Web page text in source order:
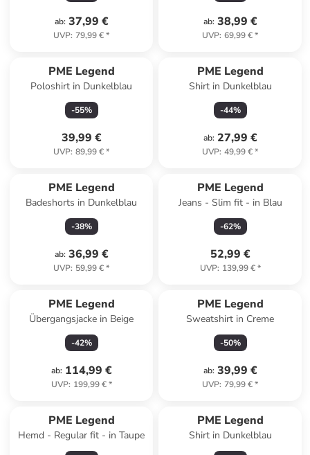
ab: 37,99 €
UVP: 79,99 €*
ab: 38,99 €
UVP: 69,99 €*
PME Legend
Poloshirt in Dunkelblau
-55%
39,99 €
UVP: 89,99 €*
PME Legend
Shirt in Dunkelblau
-44%
ab: 27,99 €
UVP: 49,99 €*
PME Legend
Badeshorts in Dunkelblau
-38%
ab: 36,99 €
UVP: 59,99 €*
PME Legend
Jeans - Slim fit - in Blau
-62%
52,99 €
UVP: 139,99 €*
PME Legend
Übergangsjacke in Beige
-42%
ab: 114,99 €
UVP: 199,99 €*
PME Legend
Sweatshirt in Creme
-50%
ab: 39,99 €
UVP: 79,99 €*
PME Legend
Hemd - Regular fit - in Taupe
PME Legend
Shirt in Dunkelblau